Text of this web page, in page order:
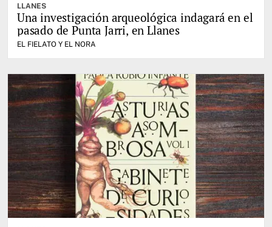
LLANES
Una investigación arqueológica indagará en el
pasado de Punta Jarri, en Llanes
EL FIELATO Y EL NORA